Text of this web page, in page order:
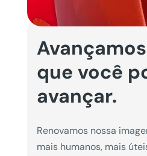
que você
avançar.
Renovamos nossa
mais humanos, mais